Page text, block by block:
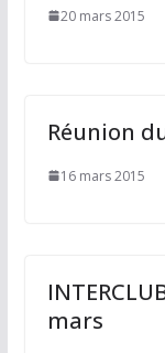
20 mars 2015
Réunion
16 mars 2015
mars